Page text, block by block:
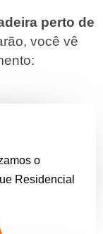
perto de
você vê
o
Residencial